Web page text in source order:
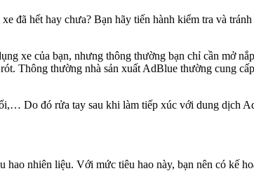
đã hết hay chưa? Bạn hãy tiến hành kiểm tra và
xe của bạn, nhưng thông thường bạn chỉ cần mở
Thông thường nhà sản xuất AdBlue thường cung
Do đó rửa tay sau khi làm tiếp xúc với dung dịch
nhiên liệu. Với mức tiêu hao này, bạn nên có kế